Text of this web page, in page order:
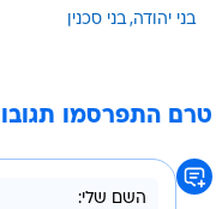
בני יהודה בני סכנין
טרם התפרסמו